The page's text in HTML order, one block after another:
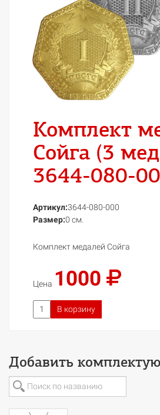
Комплект
Сойга (3
3644-080-
Артикул:3644-080-000
Размер:0 см.
Комплект медалей Сойга
Цена 1000
В корзину
Добавить